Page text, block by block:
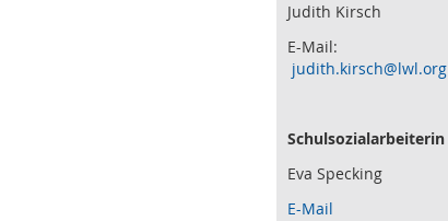
Judith Kirsch
E-Mail:
judith.kirsch@lwl.org
Schulsozialarbeiterin
Eva Specking
E-Mail